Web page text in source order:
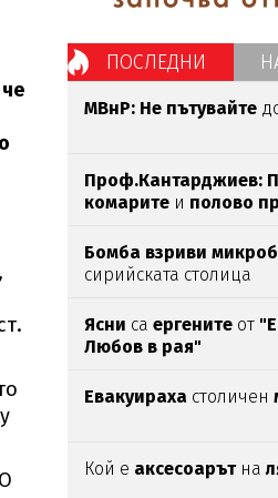
ПОСЛЕДНИ
МВнР: Не пътувайте
Проф.Кантарджиев:
комарите и полово
Бомба взриви
сирийската столица
Ясни са ергените от
Любов в рая"
Евакуираха столичен
Кой е аксесоарътна